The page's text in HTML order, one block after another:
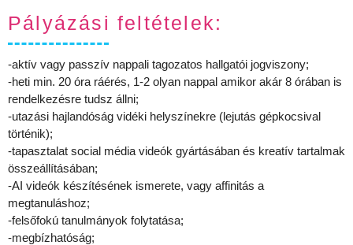
Pályázási feltételek:
-aktív vagy passzív nappali tagozatos hallgatói jogviszony;
-heti min. 20 óra ráérés, 1-2 olyan nappal amikor akár 8 órában is
rendelkezésre tudsz állni;
-utazási hajlandóság vidéki helyszínekre (lejutás gépkocsival
történik);
-tapasztalat social média videók gyártásában és kreatív tartalmak
összeállításában;
-AI videók készítésének ismerete, vagy affinitás a
megtanuláshoz;
-felsőfokú tanulmányok folytatása;
-megbízhatóság;